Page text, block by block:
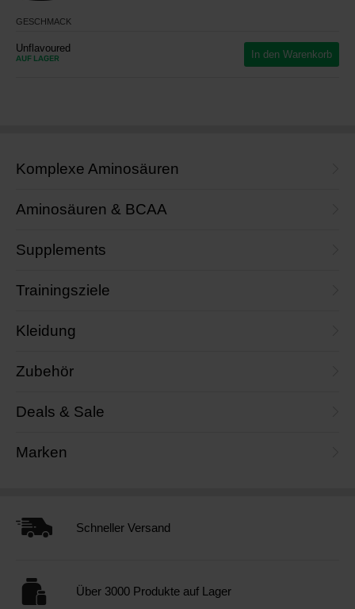
GESCHMACK
Unflavoured
AUF LAGER In den Warenkorb
Komplexe Aminosäuren
Aminosäuren & BCAA
Supplements
Trainingsziele
Kleidung
Zubehör
Deals & Sale
Marken
Schneller Versand
Über 3000 Produkte auf Lager